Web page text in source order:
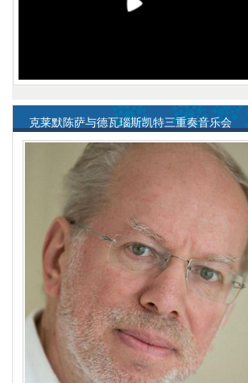
克莱默陈萨与德瓦瑙斯凯特三重奏音乐会